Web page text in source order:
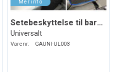
Setebeskyttelse til barneseter. Svart
Universalt
Varenr: GAUNI-UL003